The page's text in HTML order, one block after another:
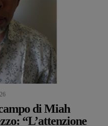
di Miah
“L’attenzione